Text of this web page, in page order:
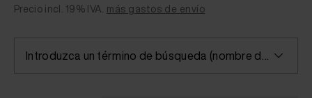
Precio incl. 19% IVA. más gastos de envío
Introduzca un término de búsqueda (nombre del color/fabricante) o seleccione un color